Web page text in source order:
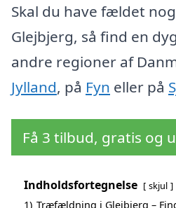
Skal du have fældet
Glejbjerg, så find en
andre regioner af
Jylland, på Fyn eller på
Få 3 tilbud, gratis og
Indholdsfortegnelse skjul
1) Træfældning i Glejbjerg –